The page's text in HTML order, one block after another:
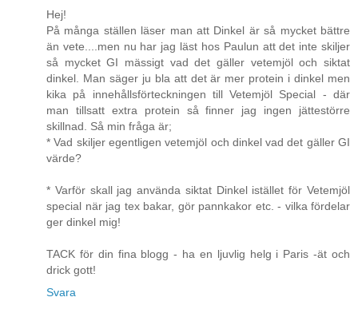
Hej!
På många ställen läser man att Dinkel är så mycket bättre
än vete....men nu har jag läst hos Paulun att det inte skiljer
så mycket GI mässigt vad det gäller vetemjöl och siktat
dinkel. Man säger ju bla att det är mer protein i dinkel men
kika på innehållsförteckningen till Vetemjöl Special - där
man tillsatt extra protein så finner jag ingen jättestörre
skillnad. Så min fråga är;
* Vad skiljer egentligen vetemjöl och dinkel vad det gäller GI
värde?
* Varför skall jag använda siktat Dinkel istället för Vetemjöl
special när jag tex bakar, gör pannkakor etc. - vilka fördelar
ger dinkel mig!
TACK för din fina blogg - ha en ljuvlig helg i Paris -ät och
drick gott!
Svara